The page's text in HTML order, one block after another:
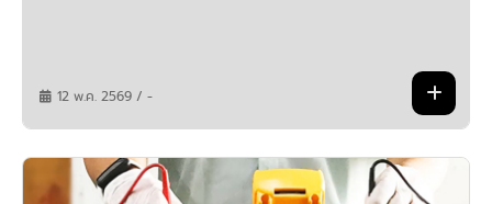
12 พ.ค. 2569 / -